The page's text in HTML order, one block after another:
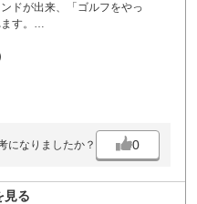
ドが出来、「ゴルフをやっ
す。
になりましたか？ 0
見る